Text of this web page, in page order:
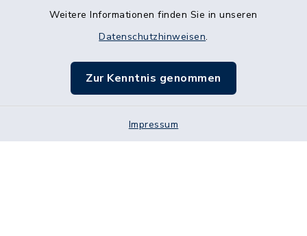
Weitere Informationen finden Sie in unseren
Datenschutzhinweisen.
Zur Kenntnis genommen
Impressum
Barrierefreiheit
Sitemap